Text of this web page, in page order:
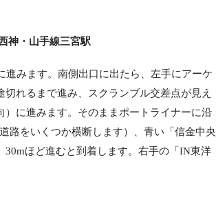
神・山手線三宮駅
進みます。南側出口に出たら、左手にアーケ
れるまで進み、スクランブル交差点が見え
に進みます。そのままポートライナーに沿
路をいくつか横断します）、青い「信金中央
ほど進むと到着します。右手の「IN東洋